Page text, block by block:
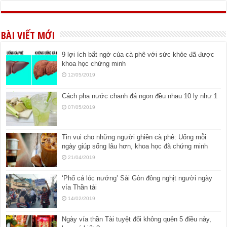
BÀI VIẾT MỚI
9 lợi ích bất ngờ của cà phê với sức khỏe đã được
khoa học chứng minh
12/05/2019
Cách pha nước chanh đá ngon đều nhau 10 ly như 1
07/05/2019
Tin vui cho những người ghiền cà phê: Uống mỗi
ngày giúp sống lâu hơn, khoa học đã chứng minh
21/04/2019
‘Phố cá lóc nướng’ Sài Gòn đông nghịt người ngày
vía Thần tài
14/02/2019
Ngày vía thần Tài tuyệt đối không quên 5 điều này,